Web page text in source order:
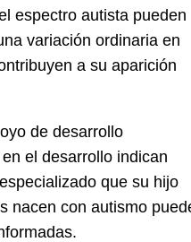
espectro autista pueden
variación ordinaria en
a su aparición
de desarrollo
el desarrollo indican
que su hijo
nacen con autismo